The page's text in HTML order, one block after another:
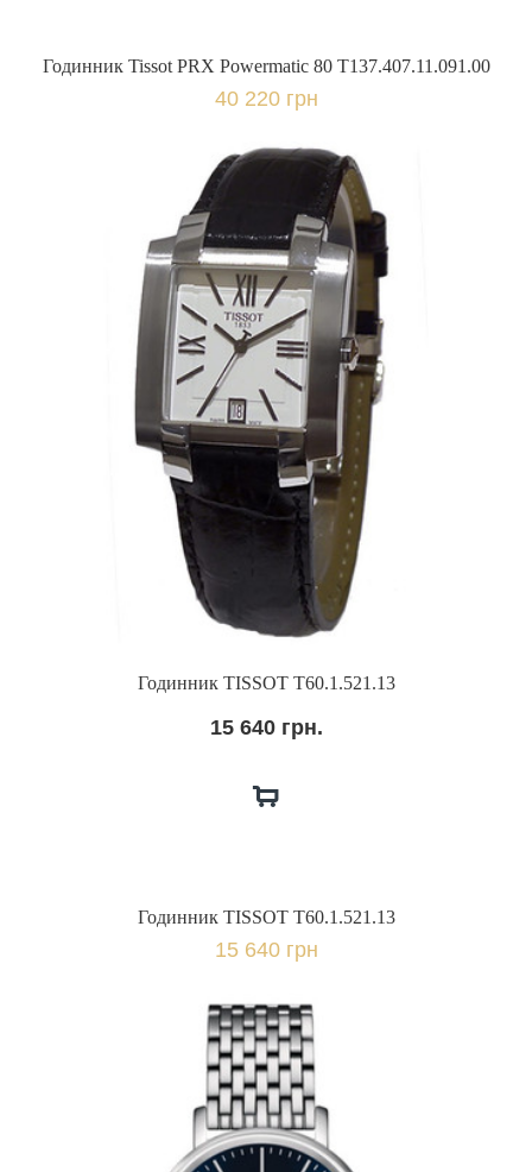
Годинник Tissot PRX Powermatic 80 T137.407.11.091.00
40 220 грн
Годинник TISSOT Т60.1.521.13
15 640 грн.
Годинник TISSOT Т60.1.521.13
15 640 грн